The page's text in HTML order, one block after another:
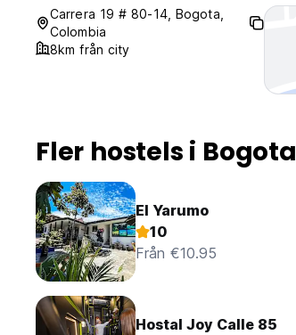
Carrera 19 # 80-14, Bogota,
Colombia
8km från city
Fler hostels i Bogota
El Yarumo
10
Från €10.95
Hostal Joy Calle 85